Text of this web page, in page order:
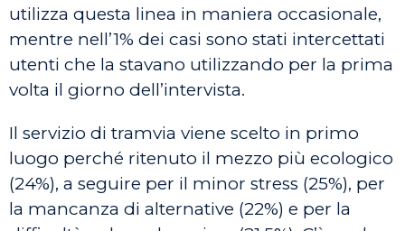
utilizza questa linea in maniera occasionale,
mentre nell’1% dei casi sono stati intercettati
utenti che la stavano utilizzando per la prima
volta il giorno dell’intervista.
Il servizio di tramvia viene scelto in primo
luogo perché ritenuto il mezzo più ecologico
(24%), a seguire per il minor stress (25%), per
la mancanza di alternative (22%) e per la